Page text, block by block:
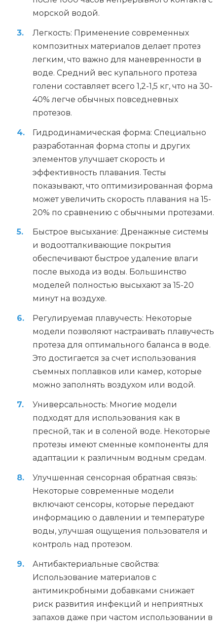
морской водой.
Легкость: Применение современных
композитных материалов делает протез
легким, что важно для маневренности в
воде. Средний вес купального протеза
голени составляет всего 1,2-1,5 кг, что на 30-
40% легче обычных повседневных
протезов.
Гидродинамическая форма: Специально
разработанная форма стопы и других
элементов улучшает скорость и
эффективность плавания. Тесты
показывают, что оптимизированная форма
может увеличить скорость плавания на 15-
20% по сравнению с обычными протезами.
Быстрое высыхание: Дренажные системы
и водоотталкивающие покрытия
обеспечивают быстрое удаление влаги
после выхода из воды. Большинство
моделей полностью высыхают за 15-20
минут на воздухе.
Регулируемая плавучесть: Некоторые
модели позволяют настраивать плавучесть
протеза для оптимального баланса в воде.
Это достигается за счет использования
съемных поплавков или камер, которые
можно заполнять воздухом или водой.
Универсальность: Многие модели
подходят для использования как в
пресной, так и в соленой воде. Некоторые
протезы имеют сменные компоненты для
адаптации к различным водным средам.
Улучшенная сенсорная обратная связь:
Некоторые современные модели
включают сенсоры, которые передают
информацию о давлении и температуре
воды, улучшая ощущения пользователя и
контроль над протезом.
Антибактериальные свойства:
Использование материалов с
антимикробными добавками снижает
риск развития инфекций и неприятных
запахов даже при частом использовании в